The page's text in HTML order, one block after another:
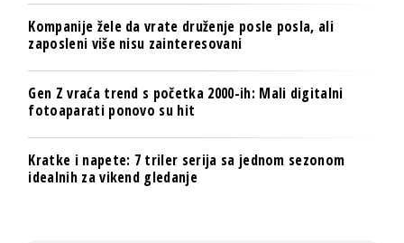
Kompanije žele da vrate druženje posle posla, ali
zaposleni više nisu zainteresovani
Gen Z vraća trend s početka 2000-ih: Mali digitalni
fotoaparati ponovo su hit
Kratke i napete: 7 triler serija sa jednom sezonom
idealnih za vikend gledanje